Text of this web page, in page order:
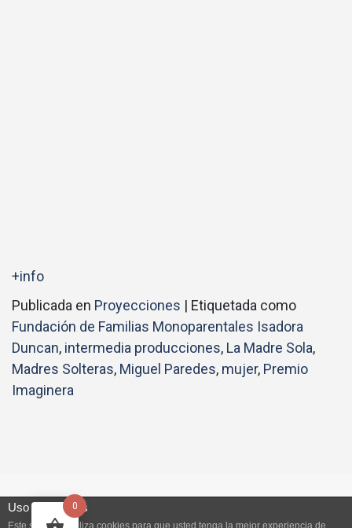
+info
Publicada en Proyecciones | Etiquetada como
Fundación de Familias Monoparentales Isadora
Duncan, intermedia producciones, La Madre Sola,
Madres Solteras, Miguel Paredes, mujer, Premio
Imaginera
© 2026Intermedia Producciones |Tema Bootstrap para
WordPress
Uso de cookies
Este sitio web utiliza cookies para que usted tenga la mejor experiencia de
0